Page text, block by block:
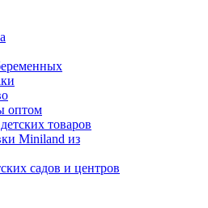
оптом
товаров
Miniland из
садов и центров